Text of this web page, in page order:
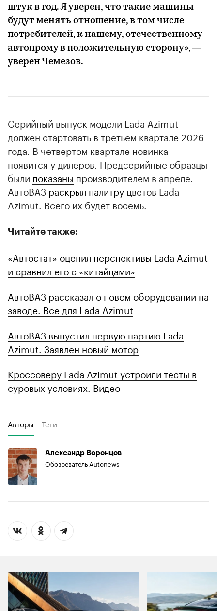
штук в год. Я уверен, что такие машины
будут менять отношение, в том числе
потребителей, к нашему, отечественному
автопрому в положительную сторону», —
уверен Чемезов.
Серийный выпуск модели Lada Azimut
должен стартовать в третьем квартале 2026
года. В четвертом квартале новинка
появится у дилеров. Предсерийные образцы
были показаны производителем в апреле.
АвтоВАЗ раскрыл палитру цветов Lada
Azimut. Всего их будет восемь.
Читайте также:
«Автостат» оценил перспективы Lada Azimut
и сравнил его с «китайцами»
АвтоВАЗ рассказал о новом оборудовании на
заводе. Все для Lada Azimut
АвтоВАЗ выпустил первую партию Lada
Azimut. Заявлен новый мотор
Кроссоверу Lada Azimut устроили тесты в
суровых условиях. Видео
Авторы Теги
Александр Воронцов
Обозреватель Autonews